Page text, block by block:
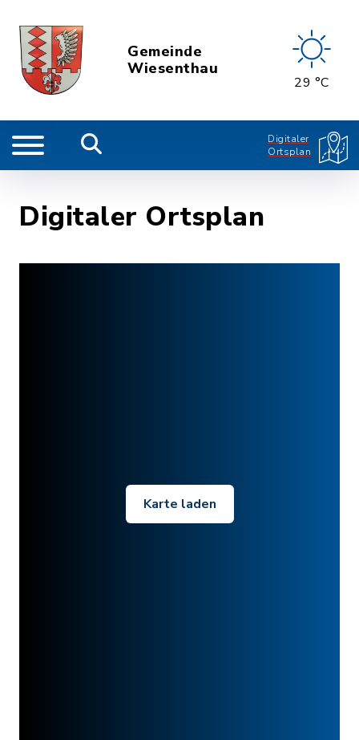
Gemeinde
Wiesenthau
29 °C
Digitaler
Ortsplan
Digitaler Ortsplan
Karte laden